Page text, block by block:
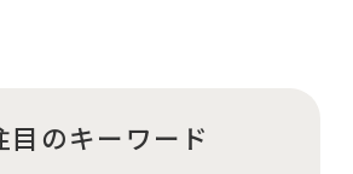
目のキーワード